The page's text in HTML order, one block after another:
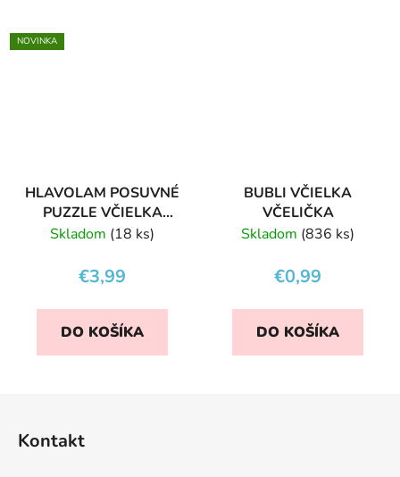
NOVINKA
HLAVOLAM POSUVNÉ
PUZZLE VČIELKA
VČELIČKA
Skladom (18 ks)
€3,99
DO KOŠÍKA
BUBLI VČIELKA
VČELIČKA
Skladom (836 ks)
€0,99
DO KOŠÍKA
Kontakt